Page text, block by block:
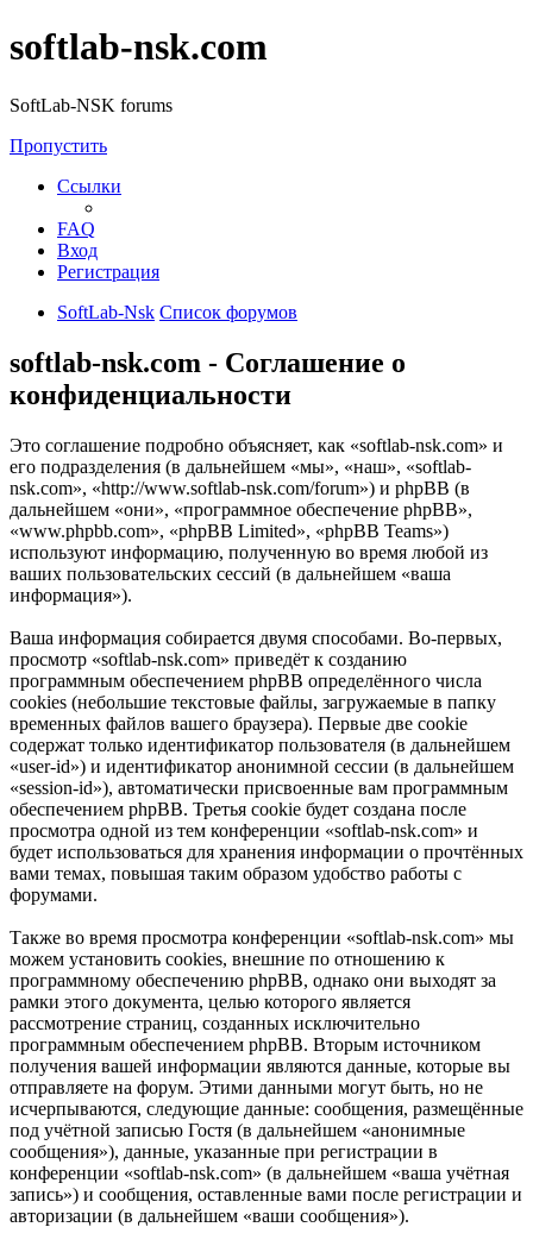
softlab-nsk.com
SoftLab-NSK forums
Пропустить
Ссылки
FAQ
Вход
Регистрация
SoftLab-Nsk Список форумов
softlab-nsk.com - Соглашение о
конфиденциальности
Это соглашение подробно объясняет, как «softlab-nsk.com» и
его подразделения (в дальнейшем «мы», «наш», «softlab-
nsk.com», «http://www.softlab-nsk.com/forum») и phpBB (в
дальнейшем «они», «программное обеспечение phpBB»,
«www.phpbb.com», «phpBB Limited», «phpBB Teams»)
используют информацию, полученную во время любой из
ваших пользовательских сессий (в дальнейшем «ваша
информация»).
Ваша информация собирается двумя способами. Во-первых,
просмотр «softlab-nsk.com» приведёт к созданию
программным обеспечением phpBB определённого числа
cookies (небольшие текстовые файлы, загружаемые в папку
временных файлов вашего браузера). Первые две cookie
содержат только идентификатор пользователя (в дальнейшем
«user-id») и идентификатор анонимной сессии (в дальнейшем
«session-id»), автоматически присвоенные вам программным
обеспечением phpBB. Третья cookie будет создана после
просмотра одной из тем конференции «softlab-nsk.com» и
будет использоваться для хранения информации о прочтённых
вами темах, повышая таким образом удобство работы с
форумами.
Также во время просмотра конференции «softlab-nsk.com» мы
можем установить cookies, внешние по отношению к
программному обеспечению phpBB, однако они выходят за
рамки этого документа, целью которого является
рассмотрение страниц, созданных исключительно
программным обеспечением phpBB. Вторым источником
получения вашей информации являются данные, которые вы
отправляете на форум. Этими данными могут быть, но не
исчерпываются, следующие данные: сообщения, размещённые
под учётной записью Гостя (в дальнейшем «анонимные
сообщения»), данные, указанные при регистрации в
конференции «softlab-nsk.com» (в дальнейшем «ваша учётная
запись») и сообщения, оставленные вами после регистрации и
авторизации (в дальнейшем «ваши сообщения»).